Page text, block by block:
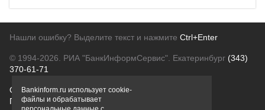
Нашли ошибку? Выделите текст и нажмите Ctrl+Enter
© 1994-2026. РИА "БанкИнформСервис". Екатеринбург (343)
370-61-71
О проектеПолитика конфиденциальности
Правовая информацияДля рекламодателей
Bankinform.ru использует cookie-
файлы и обрабатывает